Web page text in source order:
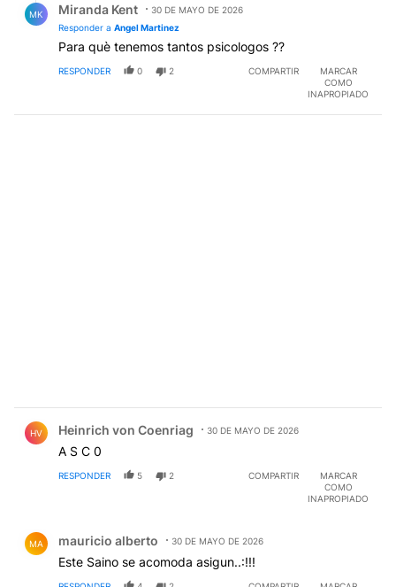
MK Miranda Kent
30 DE MAYO DE 2026
Responder a Angel Martinez
Para què tenemos tantos psicologos ??
RESPONDER 0 2 COMPARTIR
MARCAR
COMO
INAPROPIADO
HV Heinrich von Coenriag 30 DE MAYO DE 2026
A S C 0
RESPONDER 5 2 COMPARTIR
MARCAR
COMO
INAPROPIADO
MA mauricio alberto 30 DE MAYO DE 2026
Este Saino se acomoda asigun..:!!!